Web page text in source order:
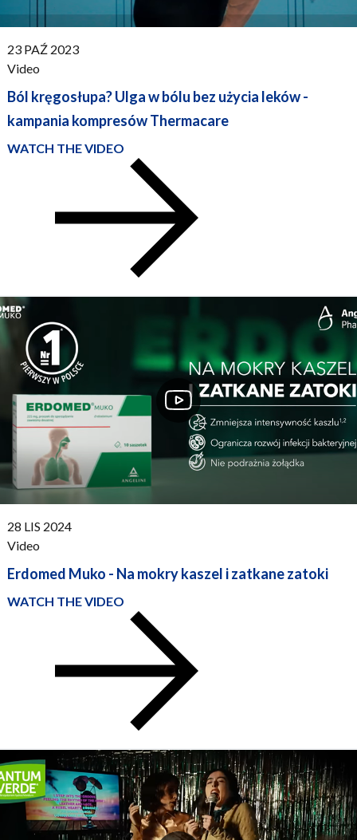
PUBLISHED:
23 PAŹ 2023
Video
Ból kręgosłupa? Ulga w bólu bez użycia leków -
kampania kompresów Thermacare
WATCH THE VIDEO
PUBLISHED:
28 LIS 2024
Video
Erdomed Muko - Na mokry kaszel i zatkane zatoki
WATCH THE VIDEO